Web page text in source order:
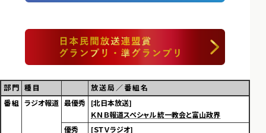
部 門 種 目
放 送 局 ／ 番 組 名
番 組
ラジオ報道 最優秀
[北日本放送]
ＫＮＢ報道スペシャル 統一教会と富山政界
優秀
[ＳＴＶラジオ]